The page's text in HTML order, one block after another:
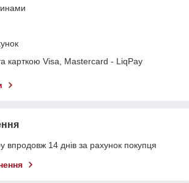
карткою Visa, Mastercard - LiqPay
впродовж 14 днів за рахунок покупця